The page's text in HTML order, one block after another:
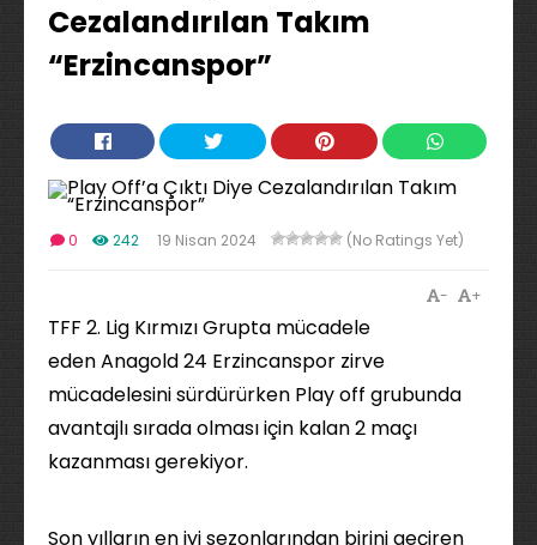
Cezalandırılan Takım
“Erzincanspor”
0 242 19 Nisan 2024 (No Ratings Yet)
+
-
TFF 2. Lig Kırmızı Grupta mücadele
eden Anagold 24 Erzincanspor zirve
mücadelesini sürdürürken Play off grubunda
avantajlı sırada olması için kalan 2 maçı
kazanması gerekiyor.
Son yılların en iyi sezonlarından birini geçiren